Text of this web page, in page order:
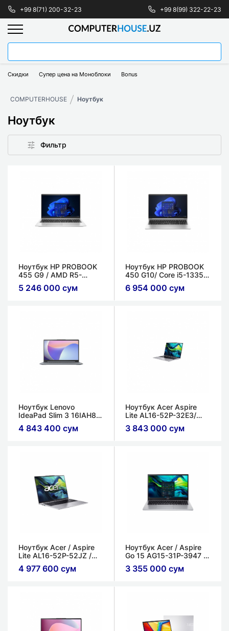
+99 8(71) 200-32-23 +99 8(99) 322-22-23
Скидки Супер цена на Моноблоки Bonus
COMPUTERHOUSE Ноутбук
Ноутбук
Фильтр
Ноутбук HP PROBOOK
455 G9 / AMD R5-
5625U / 8ГБ / 512ГБ /
FHD IPS
5 246 000 сум
Ноутбук HP PROBOOK
450 G10/ Core i5-1335U
/ 8ГБ / 512ГБ / FHD IPS
Touch Fpr Backlit Silver
6 954 000 сум
Ноутбук Lenovo
IdeaPad Slim 3 16IAH8
i5-12450H / 16GB /
512GB / SSD IPS 16
4 843 400 сум
Ноутбук Acer Aspire
Lite AL16-52P-32E3/
Core i3-1305U / 8ГБ /
256ГБ / Intel UHD
3 843 000 сум
Ноутбук Acer / Aspire
Lite AL16-52P-52JZ /
Core i5-1334U / 8ГБ /
512ГБ / Intel UHD
4 977 600 сум
Ноутбук Acer / Aspire
Go 15 AG15-31P-3947 /
Core i3-N305 / 8ГБ /
128ГБ / Intel UHD
3 355 000 сум